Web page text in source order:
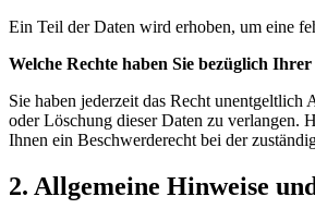
Ein Teil der Daten wird erhoben, um eine
Welche Rechte haben Sie bezüglich Ihrer
Sie haben jederzeit das Recht
oder Löschung dieser Daten zu verlangen.
Ihnen ein Beschwerderecht bei der
2. Allgemeine Hinweise